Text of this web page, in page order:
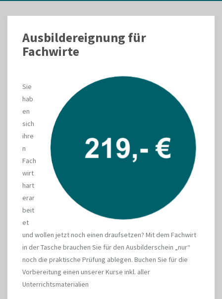
Ausbildereignung für
Fachwirte
Sie
hab
en
sich
ihre
n
Fach
wirt
hart
erar
beit
et
und wollen jetzt noch einen draufsetzen? Mit dem Fachwirt
in der Tasche brauchen Sie für den Ausbilderschein „nur“
noch die praktische Prüfung ablegen. Buchen Sie für die
Vorbereitung einen unserer Kurse inkl. aller
Unterrichtsmaterialien